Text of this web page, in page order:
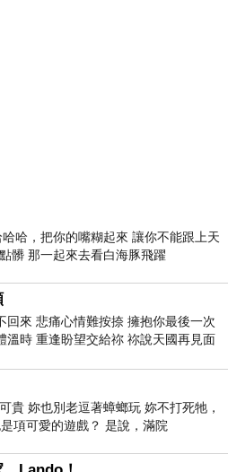
哈，把你的嘴糊起來 讓你不能跟上天
髒 那一起來去看白海豚飛躍
回來 悲痛心情難按捺 擁抱你最後一次
溫時 重逢盼望交給祢 祢說天國再見面
別離 他日靈魂再
貴 妳也別老逗著蟑螂玩 妳不打死牠，
項可愛的遊戲？ 是說，滿院